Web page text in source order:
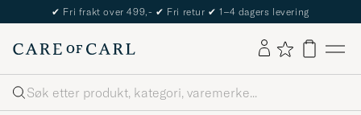
✔ Fri frakt over 499,- ✔ Fri retur ✔ 1–4 dagers levering
Søk